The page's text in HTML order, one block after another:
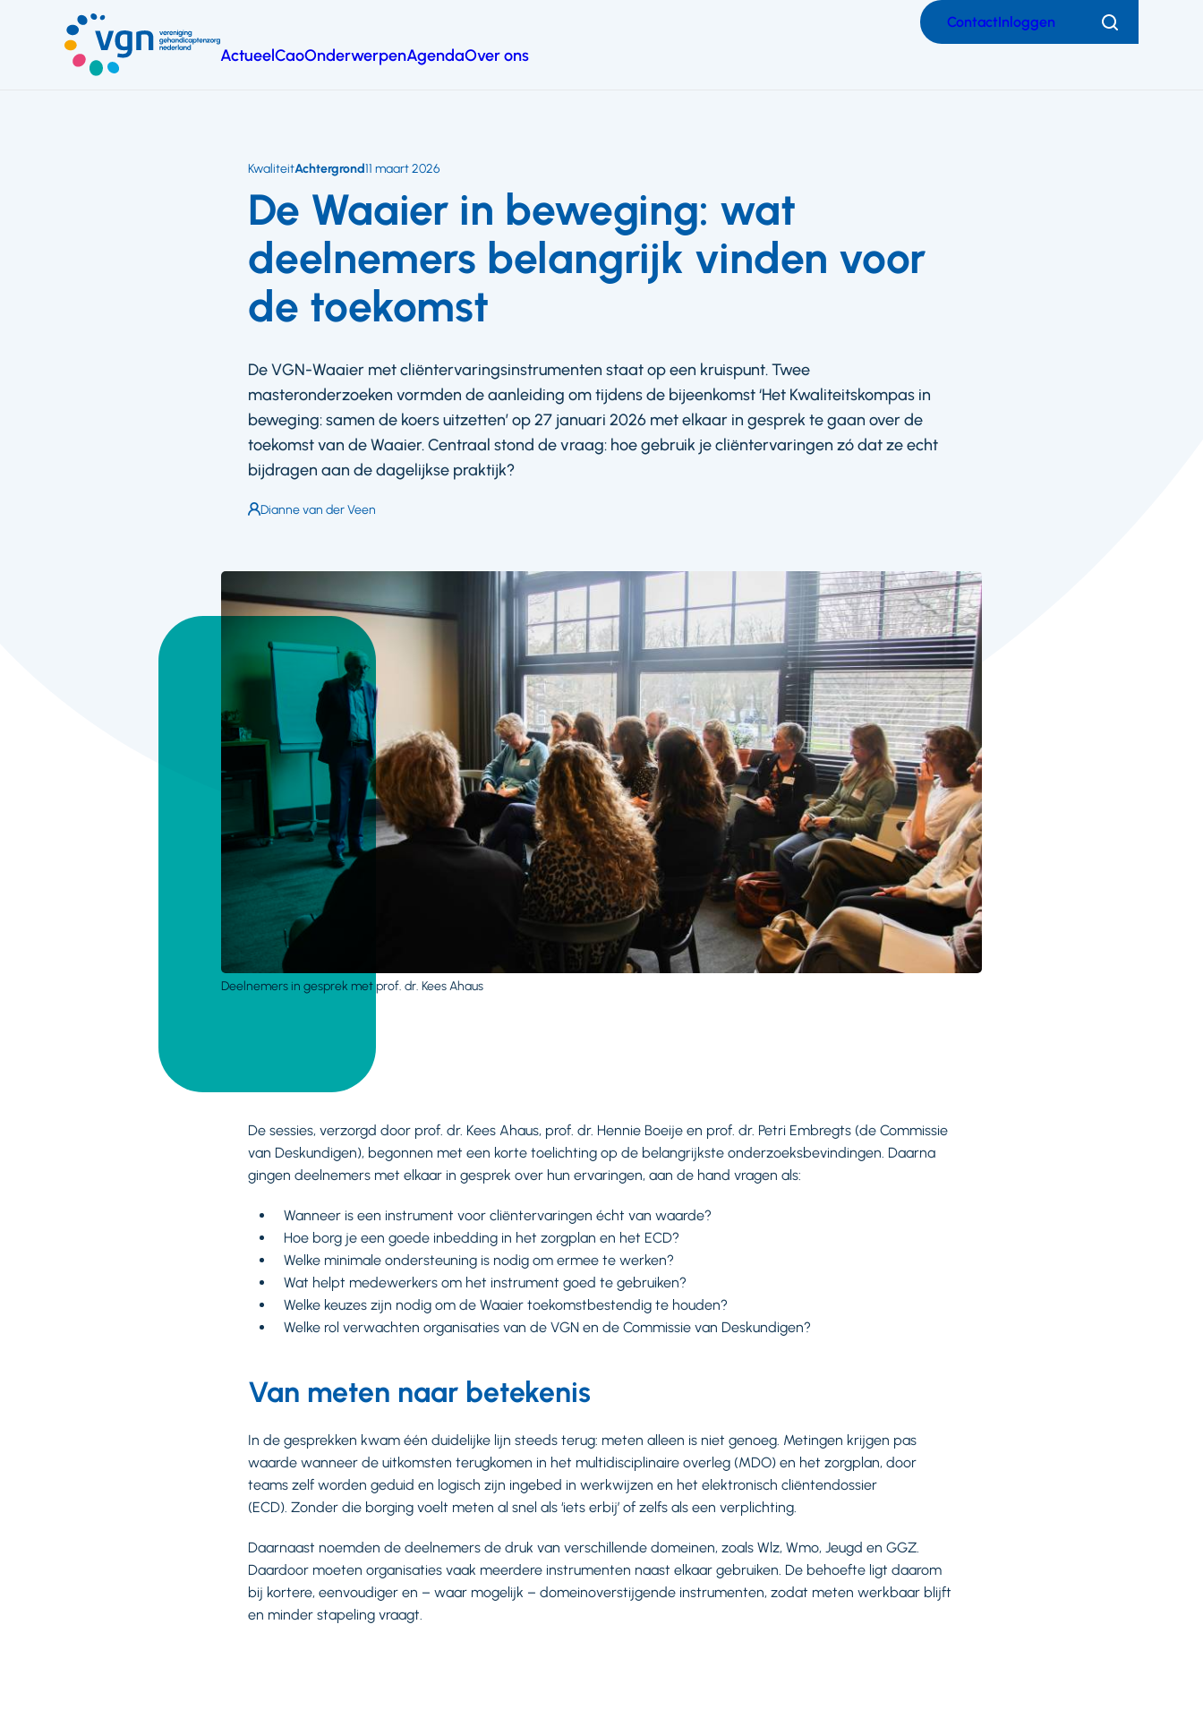
hoofdinhoud
ActueelCaoOnderwerpenAgendaOver ons
ContactInloggen Zoeken
De Waaier in beweging: wat
deelnemers belangrijk vinden voor
de toekomst
KwaliteitAchtergrond11 maart 2026
De VGN-Waaier met cliëntervaringsinstrumenten staat op een kruispunt. Twee
masteronderzoeken vormden de aanleiding om tijdens de bijeenkomst ‘Het Kwaliteitskompas in
beweging: samen de koers uitzetten’ op 27 januari 2026 met elkaar in gesprek te gaan over de
toekomst van de Waaier. Centraal stond de vraag: hoe gebruik je cliëntervaringen zó dat ze echt
bijdragen aan de dagelijkse praktijk?
Auteur:
Dianne van der Veen
Deelnemers in gesprek met prof. dr. Kees Ahaus
De sessies, verzorgd door prof. dr. Kees Ahaus, prof. dr. Hennie Boeije en prof. dr. Petri Embregts (de Commissie
van Deskundigen), begonnen met een korte toelichting op de belangrijkste onderzoeksbevindingen. Daarna
gingen deelnemers met elkaar in gesprek over hun ervaringen, aan de hand vragen als:
Wanneer is een instrument voor cliëntervaringen écht van waarde?
Hoe borg je een goede inbedding in het zorgplan en het ECD?
Welke minimale ondersteuning is nodig om ermee te werken?
Wat helpt medewerkers om het instrument goed te gebruiken?
Welke keuzes zijn nodig om de Waaier toekomstbestendig te houden?
Welke rol verwachten organisaties van de VGN en de Commissie van Deskundigen?
Van meten naar betekenis
In de gesprekken kwam één duidelijke lijn steeds terug: meten alleen is niet genoeg. Metingen krijgen pas
waarde wanneer de uitkomsten terugkomen in het multidisciplinaire overleg (MDO) en het zorgplan, door
teams zelf worden geduid en logisch zijn ingebed in werkwijzen en het elektronisch cliëntendossier
(ECD). Zonder die borging voelt meten al snel als ‘iets erbij’ of zelfs als een verplichting.
Daarnaast noemden de deelnemers de druk van verschillende domeinen, zoals Wlz, Wmo, Jeugd en GGZ.
Daardoor moeten organisaties vaak meerdere instrumenten naast elkaar gebruiken. De behoefte ligt daarom
bij kortere, eenvoudiger en – waar mogelijk – domeinoverstijgende instrumenten, zodat meten werkbaar blijft
en minder stapeling vraagt.